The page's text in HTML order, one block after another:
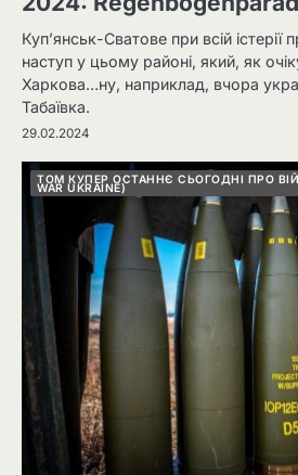
Куп’янськ-Сватове при всій
наступ у цьому районі, який, як
Харкова…ну, наприклад, вчора
Табаївка.
29.02.2024
ТОМ КУПЕР ОСТАННЄ СЬОГОДНІ ПРО
WAR UKRAINE)